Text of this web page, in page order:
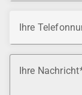
Ihre
Ihre Nachricht